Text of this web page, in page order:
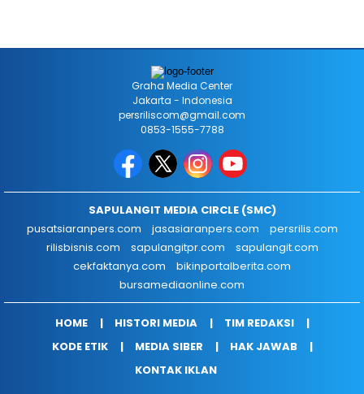
Graha Media Center
Jakarta - Indonesia
persriliscom@gmail.com
0853-1555-7788
SAPULANGIT MEDIA CIRCLE (SMC)
pusatsiaranpers.com
jasasiaranpers.com
persrilis.com
rilisbisnis.com
sapulangitpr.com
sapulangit.com
cekfaktanya.com
bikinportalberita.com
bursamediaonline.com
HOME HISTORI MEDIA
TIM REDAKSI
KODE ETIK
MEDIA SIBER
HAK JAWAB
KONTAK IKLAN